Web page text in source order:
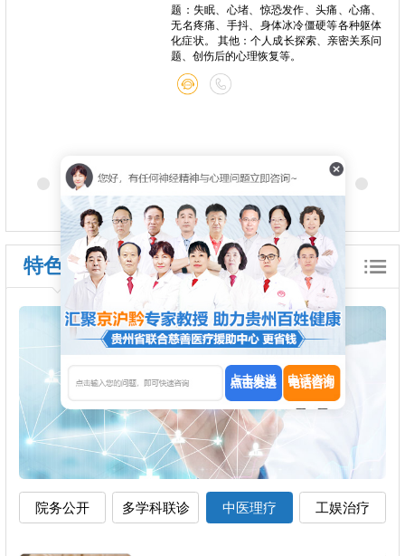
题：失眠、心堵、惊恐发作、头痛、心痛、
无名疼痛、手抖、身体冰冷僵硬等各种躯体
化症状。 其他：个人成长探索、亲密关系问
题、创伤后的心理恢复等。
特色诊疗
院务公开 多学科联诊 中医理疗 工娱治疗
点击发送 电话咨询